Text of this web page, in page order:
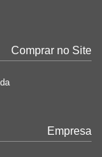
Comprar no Site
Empresa